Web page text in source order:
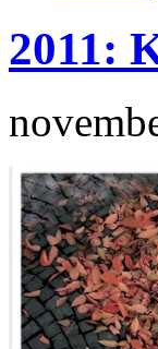
2011: